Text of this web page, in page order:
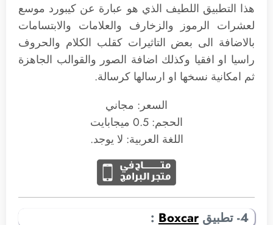
هذا التطبيق اللطيف الذي هو عبارة عن كيبورد موسع
لعشرات الرموز والزخارف والعلامات والابتسامات
بالاضافة الى بعض التاثيرات كقلب الكلام والحروف
راسيا او افقيا وكذلك اضافة الصور والقوالب الجاهزة
ثم امكانية نسخها او ارسالها كرسالة.
السعر: مجاني
الحجم: 0.5 ميجابايت
اللغة العربية: لا يوجد.
4- تطبيق Boxcar
: